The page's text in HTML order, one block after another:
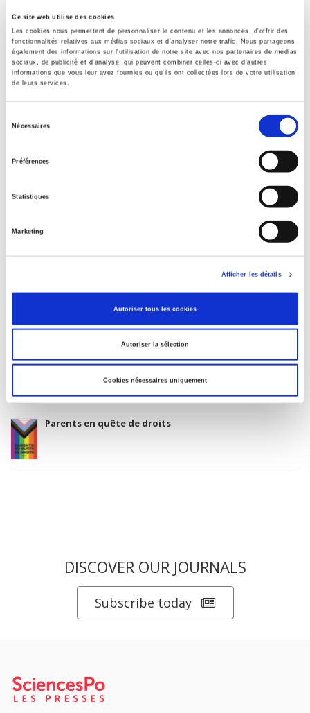
Ce site web utilise des cookies
Les cookies nous permettent de personnaliser le contenu et les annonces, d'offrir des
fonctionnalités relatives aux médias sociaux et d'analyser notre trafic. Nous partageons
également des informations sur l'utilisation de notre site avec nos partenaires de médias
sociaux, de publicité et d'analyse, qui peuvent combiner celles-ci avec d'autres
informations que vous leur avez fournies ou qu'ils ont collectées lors de votre utilisation
de leurs services.
Nécessaires
Préférences
Statistiques
Marketing
Afficher les détails
Autoriser tous les cookies
Autoriser la sélection
Cookies nécessaires uniquement
3283 SCIENCES POLITIQUES
Title First Published
16 March 2017
ONIX Adult Audience Rating
Content warning
Monograph
Index, Bibliography
La mutation climatique
Salariés en justice
La ville verte au pied du mur
Parents en quête de droits
DISCOVER OUR JOURNALS
Subscribe today